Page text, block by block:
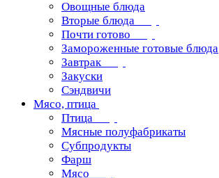
Овощные блюда
Вторые блюда
Почти готово
Замороженные готовые блюда
Завтрак
Закуски
Сэндвичи
Мясо, птица
Птица
Мясные полуфабрикаты
Субпродукты
Фарш
Мясо